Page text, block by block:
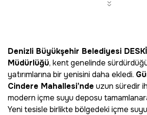
Denizli Büyükşehir Belediyesi
Müdürlüğü, kent genelinde
yatırımlarına bir yenisini daha ekledi.
Cindere Mahallesi’nde uzun süredir
modern içme suyu deposu
Yeni tesisle birlikte bölgedeki içme suyu